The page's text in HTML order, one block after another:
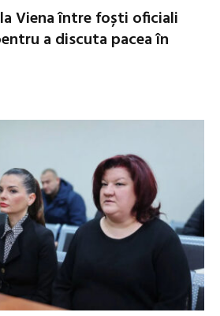
Viena între foști oficiali
a discuta pacea în